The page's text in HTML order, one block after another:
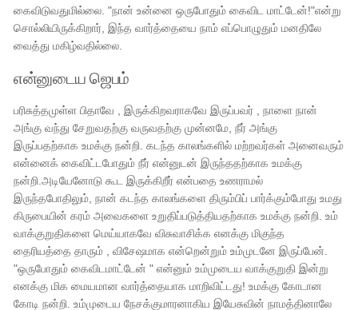
கைவிடுவதுமில்லை. "நான் உன்னை ஒருபோதும் கைவிட மாட்டேன்!"என்று
சொல்லியிருக்கிறார், இந்த வார்த்தையை நாம் எப்பொழுதும் மனதிலே
வைத்து மகிழ்வதில்லை.
என்னுடைய ஜெபம்
பரிசுத்தமுள்ள பிதாவே , இருக்கிறவராகவே இருப்பவர் , நாளை நான்
அங்கு வந்து சேறுவதற்கு வருவதற்கு முன்னமே, நீர் அங்கு
இருப்பதற்காக உமக்கு நன்றி. கடந்த காலங்களில் மற்றவர்கள் அனைவரும்
என்னைக் கைவிட்டபோதும் நீர் என்னுடன் இருந்ததற்காக உமக்கு
நன்றி.அடியேனோடு கூட இருக்கிறீர் என்பதை உணராமல்
இருந்தபோதிலும், நான் கடந்த காலங்களை திரும்பிப் பார்க்கும்போது உமது
கிருபையின் கரம் அவைகளை உறுதிப்படுத்தியதற்காக உமக்கு நன்றி. உம்
வாக்குறுதிகளை மெய்யாகவே விசுவாசிக்க எனக்கு மிகுந்த
தைரியத்தை தாரும் , விசேஷமாக என்றென்றும் உம்முடனே இருப்பேன்.
"ஒருபோதும் கைவிடமாட்டேன் " என்னும் உம்முடைய வாக்குறுதி இன்று
எனக்கு மிக மையமான வார்த்தையாக மாறிவிட்டது! உமக்கு கோடான
கோடி நன்றி. உம்முடைய நேசக்குமாரனாகிய இயேசுவின் நாமத்தினாலே